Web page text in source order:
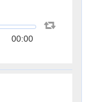
00:00